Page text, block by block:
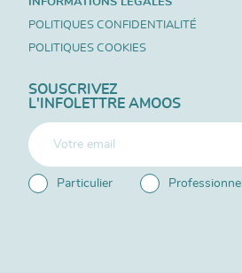
POLITIQUES CONFIDENTIALITÉ
POLITIQUES COOKIES
SOUSCRIVEZ
L'INFOLETTRE AMOOS
Particulier Professionnel